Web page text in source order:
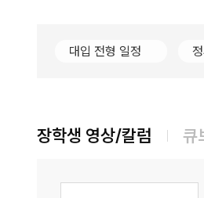
대입 전형 일정
장학생 영상/칼럼 큐